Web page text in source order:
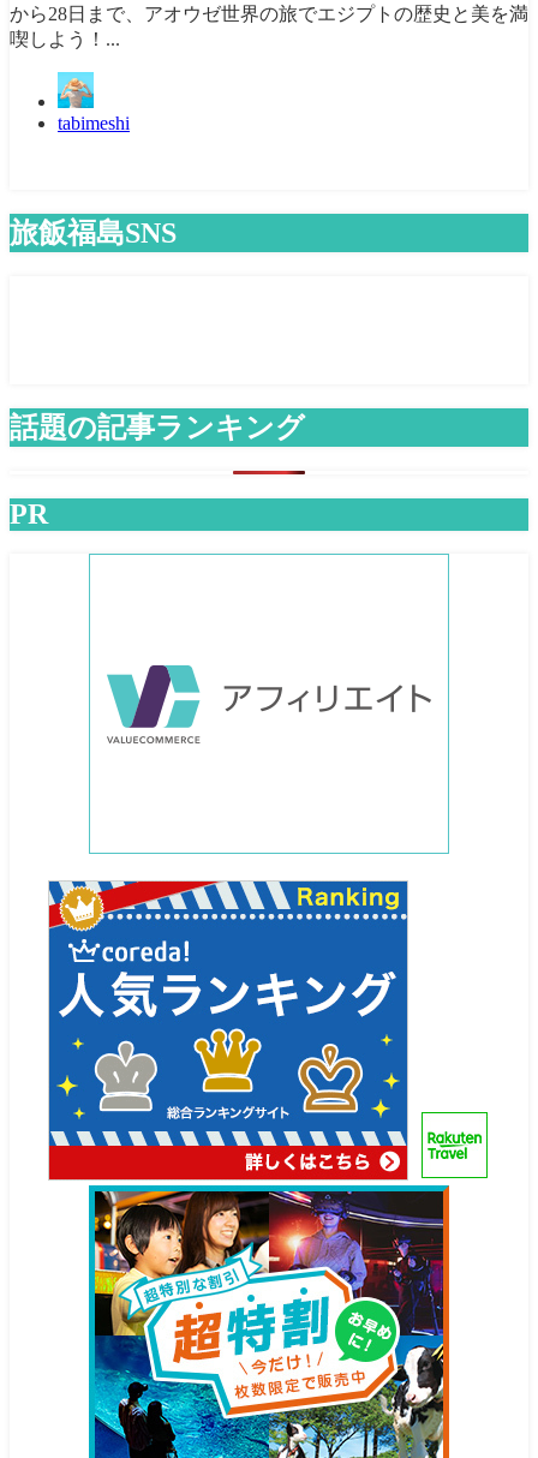
から28日まで、アオウゼ世界の旅でエジプトの歴史と美を満
喫しよう！...
tabimeshi
旅飯福島SNS
話題の記事ランキング
PR